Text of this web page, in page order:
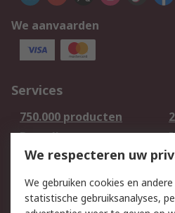
We aanvaarden
Services
750.000 producten
Bestellen
Retouren
Track & Trace
We respecteren uw
We gebruiken cookies en
statistische gebruiksanalyses,